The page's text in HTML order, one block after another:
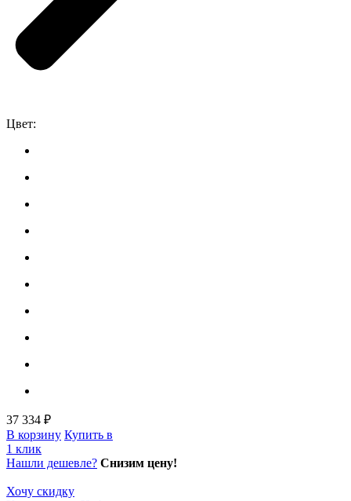
Цвет:
37 334 ₽
В корзину Купить в
1 клик
Нашли дешевле? Снизим цену!
Хочу скидку